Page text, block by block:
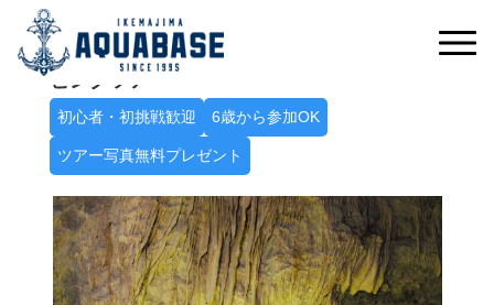
冒険心をくすぐる神秘の空間へ
パンプキン鍾乳洞探検シーカヤック＋ケイ
ビングツアー
初心者・初挑戦歓迎 6歳から参加OK
ツアー写真無料プレゼント